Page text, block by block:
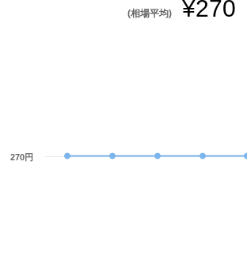
(相場平均) ¥270
270円